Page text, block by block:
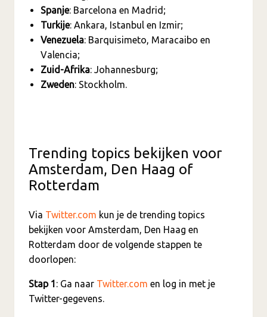
Spanje: Barcelona en Madrid;
Turkije: Ankara, Istanbul en Izmir;
Venezuela: Barquisimeto, Maracaibo en
Valencia;
Zuid-Afrika: Johannesburg;
Zweden: Stockholm.
Trending topics bekijken voor
Amsterdam, Den Haag of
Rotterdam
Via Twitter.com kun je de trending topics
bekijken voor Amsterdam, Den Haag en
Rotterdam door de volgende stappen te
doorlopen:
Stap 1 : Ga naar Twitter.com en log in met je
Twitter-gegevens.